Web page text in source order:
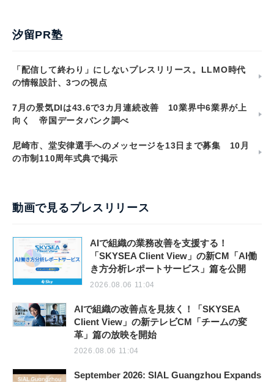
汐留PR塾
「配信して終わり」にしないプレスリリース。LLMO時代
の情報設計、3つの視点
7月の景気DIは43.6で3カ月連続改善 10業界中6業界が上
向く 帝国データバンク調べ
尼崎市、堂安律選手へのメッセージを13日まで募集 10月
の市制110周年式典で掲示
動画で見るプレスリリース
AIで組織の業務改善を支援する！
「SKYSEA Client View」の新CM「AI働
き方分析レポートサービス」篇を公開
2026.08.06 11:04
AIで組織の改善点を見抜く！「SKYSEA
Client View」の新テレビCM「チームの変
革」篇の放映を開始
2026.08.06 11:04
September 2026: SIAL Guangzhou Expands